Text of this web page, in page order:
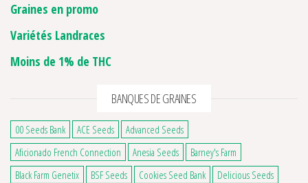
Graines en promo
Variétés Landraces
Moins de 1% de THC
BANQUES DE GRAINES
00 Seeds Bank ACE Seeds
Advanced Seeds
Aficionado French Connection
Anesia Seeds
Barney's Farm
Black Farm Genetix
BSF Seeds Cookies Seed Bank
Delicious Seeds